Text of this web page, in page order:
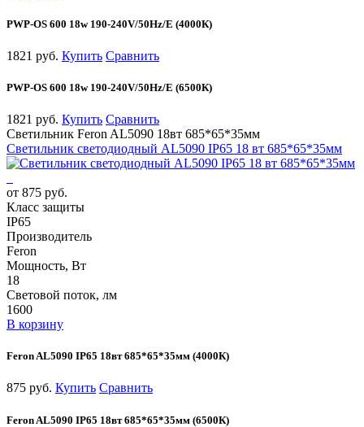
PWP-OS 600 18w 190-240V/50Hz/E (4000К)
1821 руб. Купить Сравнить
PWP-OS 600 18w 190-240V/50Hz/E (6500К)
1821 руб. Купить Сравнить
Светильник Feron AL5090 18вт 685*65*35мм
Светильник светодиодный AL5090 IP65 18 вт 685*65*35мм
от 875 руб.
Класс защиты
IP65
Производитель
Feron
Мощность, Вт
18
Световой поток, лм
1600
В корзину
Feron AL5090 IP65 18вт 685*65*35мм (4000К)
875 руб. Купить Сравнить
Feron AL5090 IP65 18вт 685*65*35мм (6500К)